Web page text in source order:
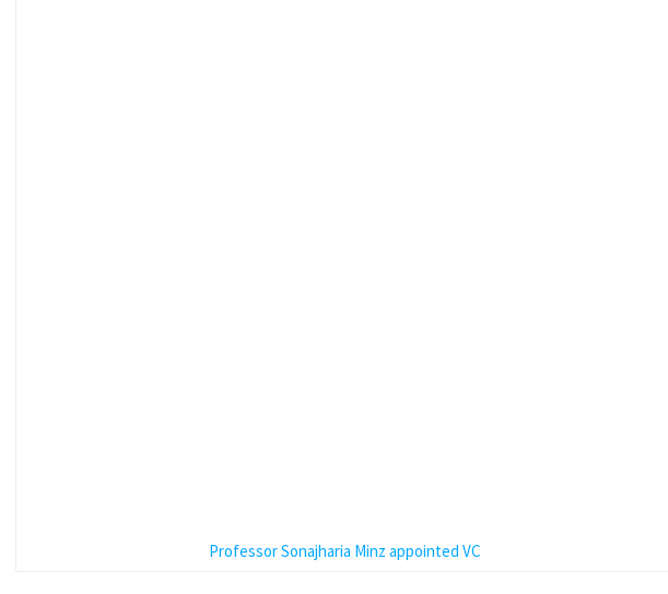
Professor Sonajharia Minz appointed VC